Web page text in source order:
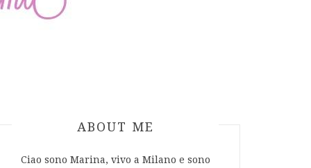
ABOUT AUTHOR
ABOUT ME
Ciao sono Marina, vivo a Milano e sono